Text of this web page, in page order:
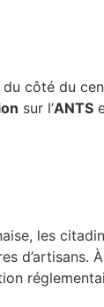
du côté du
sur l’ANTS
les
d’artisans.